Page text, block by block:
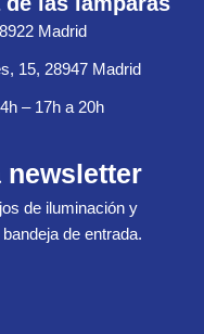
Madrid
15, 28947 Madrid
– 17h a 20h
newsletter
de iluminación y
de entrada.